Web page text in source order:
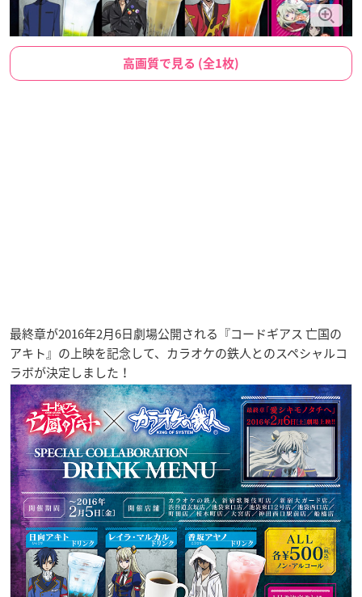
高画質で見る (全1枚)
最終章が2016年2月6日劇場公開される『コードギアス 亡国の
アキト』の上映を記念して、カラオケの鉄人とのスペシャルコ
ラボが決定しました！